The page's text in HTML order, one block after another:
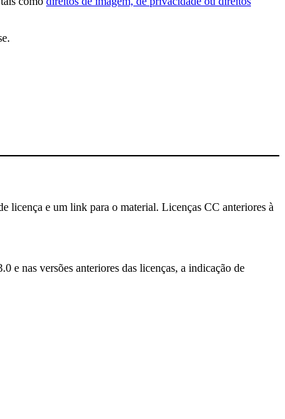
licença e um link para o material. Licenças CC anteriores à
nas versões anteriores das licenças, a indicação de